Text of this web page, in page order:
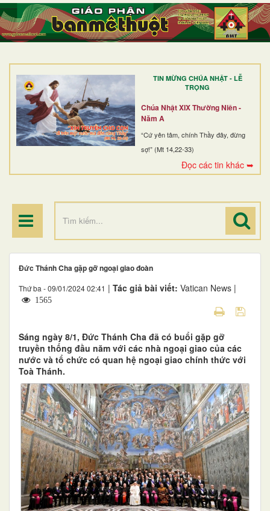
TIN MỪNG CHÚA NHẬT - LỄ
TRỌNG
Chúa Nhật XIX Thường Niên -
Năm A
“Cứ yên tâm, chính Thầy đây, đừng
sợ!” (Mt 14,22-33)
Đọc các tin khác ➥
TRANG NHẤT
GIỚI THIỆU
DÒNG TU
BAN MỤC VỤ
ĐOÀN THỂ CG
ĐIỂM HÀNH HƯƠNG
Đức Thánh Cha gặp gỡ ngoại giao đoàn
Thứ ba - 09/01/2024 02:41 | Tác giả bài viết: Vatican News |
1565
Sáng ngày 8/1, Đức Thánh Cha đã có buổi gặp gỡ
truyền thống đầu năm với các nhà ngoại giao của các
nước và tổ chức có quan hệ ngoại giao chính thức với
Toà Thánh.